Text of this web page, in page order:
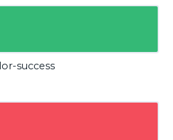
success